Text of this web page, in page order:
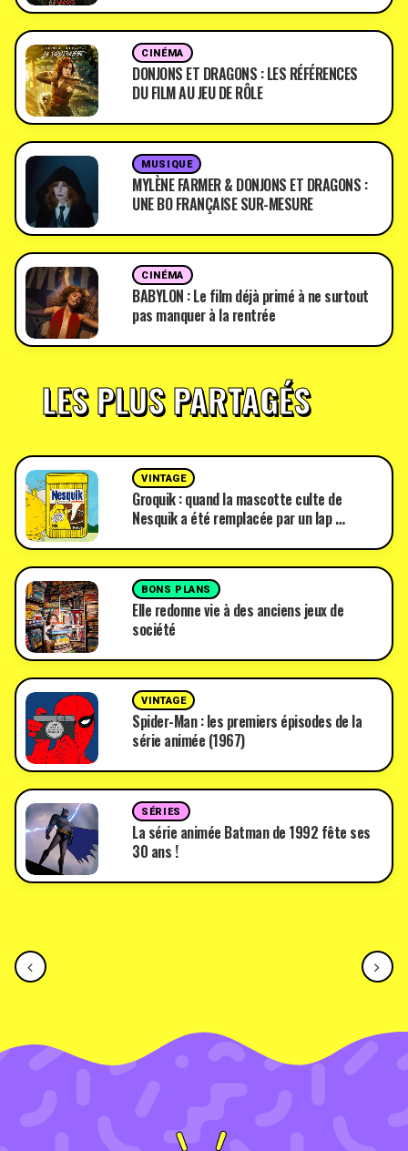
CINÉMA
DONJONS ET DRAGONS : LES RÉFÉRENCES
DU FILM AU JEU DE RÔLE
MUSIQUE
MYLÈNE FARMER & DONJONS ET DRAGONS :
UNE BO FRANÇAISE SUR-MESURE
CINÉMA
BABYLON : Le film déjà primé à ne surtout
pas manquer à la rentrée
LES PLUS PARTAGÉS
VINTAGE
Groquik : quand la mascotte culte de
Nesquik a été remplacée par un lap …
BONS PLANS
Elle redonne vie à des anciens jeux de
société
VINTAGE
Spider-Man : les premiers épisodes de la
série animée (1967)
SÉRIES
La série animée Batman de 1992 fête ses
30 ans !